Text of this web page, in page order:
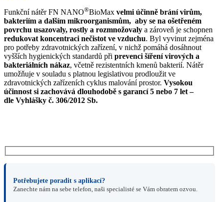
899Kč
až
8
128Kč
Funkční nátěr FN NANO®BioMax velmi účinně brání virům,
bakteriím a dalším mikroorganismům, aby se na ošetřeném
povrchu usazovaly, rostly a rozmnožovaly a zároveň je schopnen
redukovat koncentraci nečistot ve vzduchu. Byl vyvinut zejména
pro potřeby zdravotnických zařízení, v nichž pomáhá dosáhnout
vyšších hygienických standardů při prevenci šíření virových a
bakteriálních nákaz, včetně rezistentních kmenů bakterií. Nátěr
umožňuje v souladu s platnou legislativou prodloužit ve
zdravotnických zařízeních cyklus malování prostor. Vysokou
účinnost si zachovává dlouhodobě s garancí 5 nebo 7 let –
dle Vyhlášky č. 306/2012 Sb.
Potřebujete poradit s aplikací?
Zanechte nám na sebe telefon, naši specialisté se Vám obratem ozvou.